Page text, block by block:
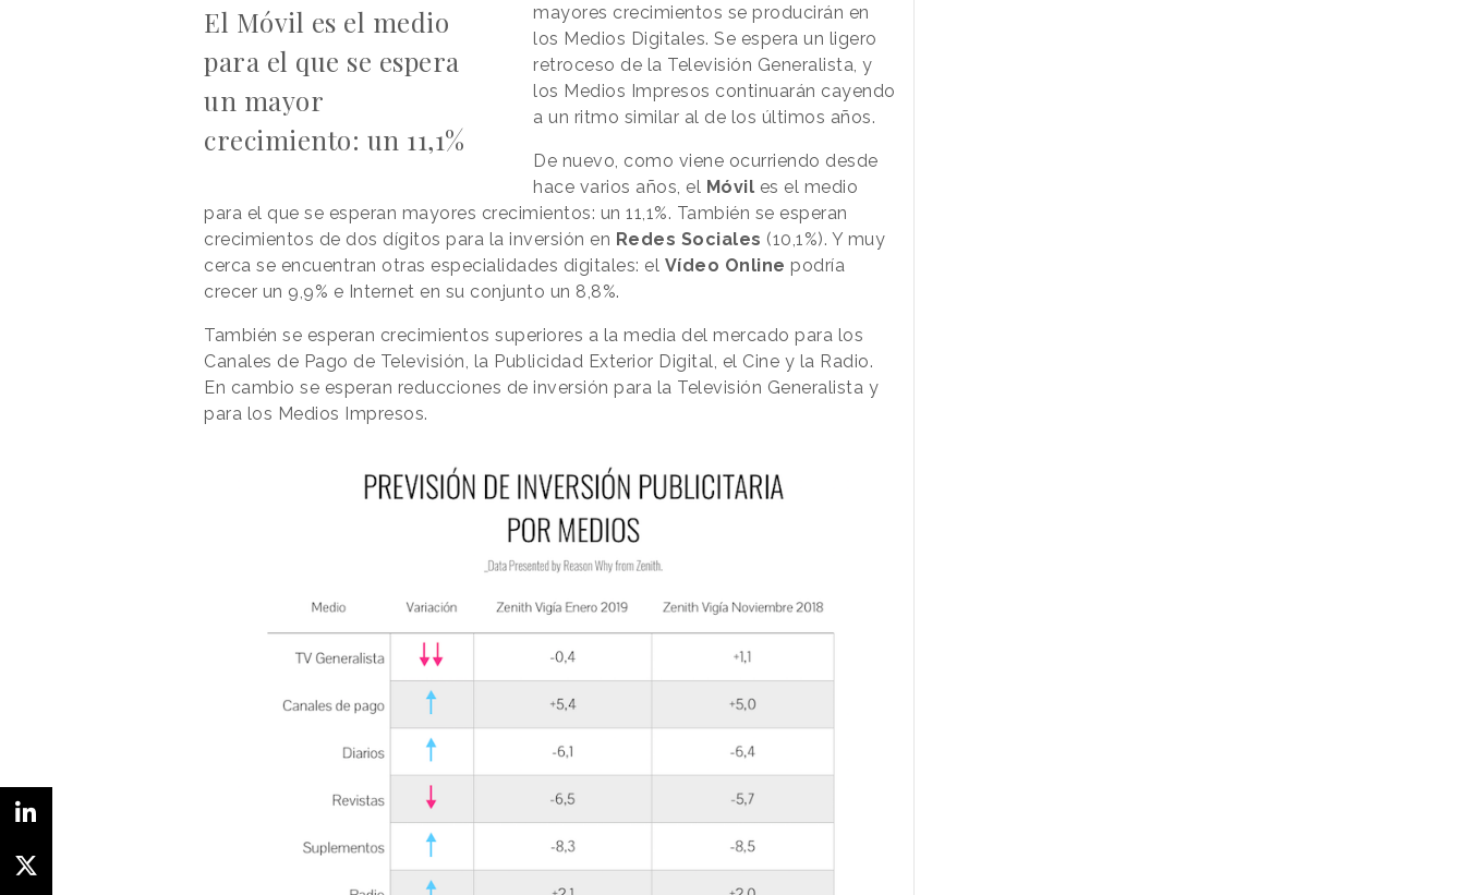
El Móvil es el medio
para el que se espera
un mayor
crecimiento: un 11,1%
mayores crecimientos se producirán en
los Medios Digitales. Se espera un ligero
retroceso de la Televisión Generalista, y
los Medios Impresos continuarán cayendo
a un ritmo similar al de los últimos años.
De nuevo, como viene ocurriendo desde
hace varios años, el Móvil es el medio
para el que se esperan mayores crecimientos: un 11,1%. También se esperan
crecimientos de dos dígitos para la inversión en Redes Sociales (10,1%). Y muy
cerca se encuentran otras especialidades digitales: el Vídeo Online podría
crecer un 9,9% e Internet en su conjunto un 8,8%.
También se esperan crecimientos superiores a la media del mercado para los
Canales de Pago de Televisión, la Publicidad Exterior Digital, el Cine y la Radio.
En cambio se esperan reducciones de inversión para la Televisión Generalista y
para los Medios Impresos.